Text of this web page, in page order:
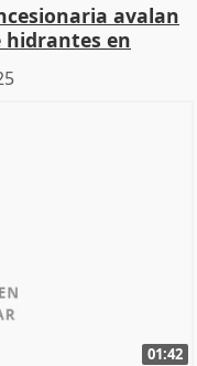
avalan
en
01:42